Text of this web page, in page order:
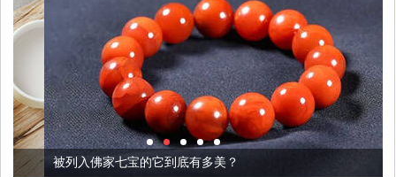
被列入佛家七宝的它到底有多美？